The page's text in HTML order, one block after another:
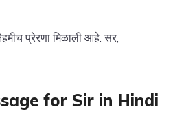
प्रेरणा मिळाली आहे. सर,
for Sir in Hindi